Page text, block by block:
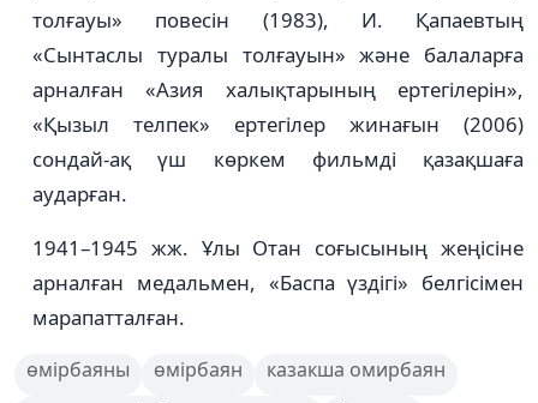
толғауы» повесін (1983), И. Қапаевтың
«Сынтаслы туралы толғауын» және балаларға
арналған «Азия халықтарының ертегілерін»,
«Қызыл телпек» ертегілер жинағын (2006)
сондай-ақ үш көркем фильмді қазақшаға
аударған.
1941–1945 жж. Ұлы Отан соғысының жеңісіне
арналған медальмен, «Баспа үздігі» белгісімен
марапатталған.
өмірбаяны өмірбаян
казакша омирбаян